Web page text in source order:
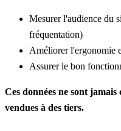
Mesurer l'audience du
fréquentation)
Améliorer l'ergonomie
Assurer le bon
Ces données ne sont
vendues à des tiers.